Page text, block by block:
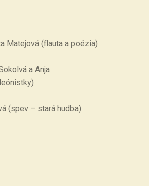
Matejová (flauta a poézia)
a Anja
(spev – stará hudba)